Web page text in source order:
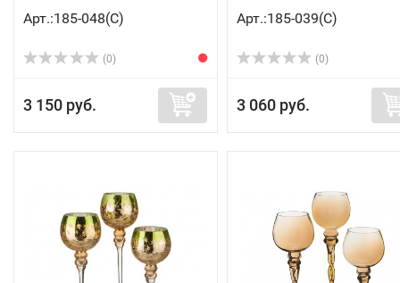
Арт.:185-048(C)
(0)
3 150 руб.
Арт.:185-039(C)
(0)
3 060 руб.